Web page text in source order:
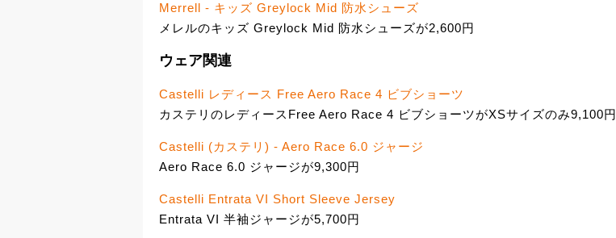
Merrell - キッズ Greylock Mid 防水シューズ
メレルのキッズ Greylock Mid 防水シューズが2,600円
ウェア関連
Castelli レディース Free Aero Race 4 ビブショーツ
カステリのレディースFree Aero Race 4 ビブショーツがXSサイズのみ9,100円
Castelli (カステリ) - Aero Race 6.0 ジャージ
Aero Race 6.0 ジャージが9,300円
Castelli Entrata VI Short Sleeve Jersey
Entrata VI 半袖ジャージが5,700円